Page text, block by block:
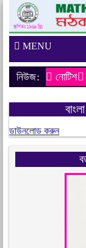
MENU
নিউজ: নোটিশ
ডাউনলোড করুন